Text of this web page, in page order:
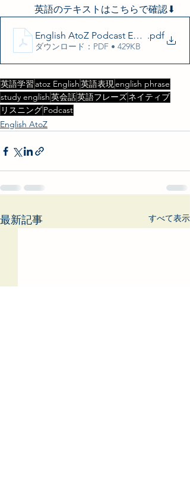
英語のテキストはこちらで確認⬇︎
English AtoZ Podcast Episode 4
.pdf
ダウンロード：PDF • 429KB
英語学習 atoz English英語表現english phrase
study english英会話英語フレーズネイティブ
リスニングPodcast
English AtoZ
最新記事 すべて表示